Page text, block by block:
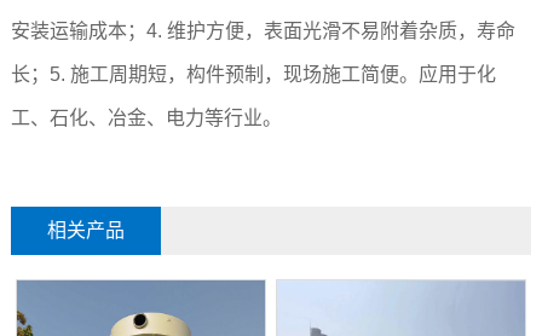
安装运输成本；4. 维护方便，表面光滑不易附着杂质，寿命
长；5. 施工周期短，构件预制，现场施工简便。应用于化
工、石化、冶金、电力等行业。
相关产品